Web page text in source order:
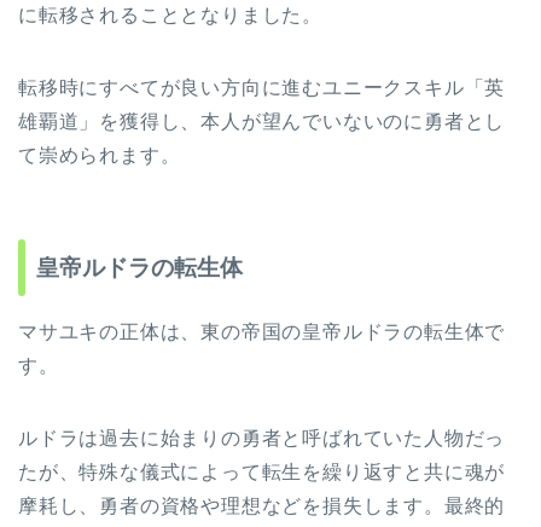
に転移されることとなりました。
転移時にすべてが良い方向に進むユニークスキル「英
雄覇道」を獲得し、本人が望んでいないのに勇者とし
て崇められます。
皇帝ルドラの転生体
マサユキの正体は、東の帝国の皇帝ルドラの転生体で
す。
ルドラは過去に始まりの勇者と呼ばれていた人物だっ
たが、特殊な儀式によって転生を繰り返すと共に魂が
摩耗し、勇者の資格や理想などを損失します。最終的